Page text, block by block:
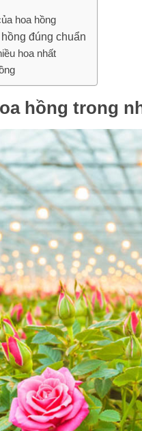
hoa hồng
đúng chuẩn
hoa nhất
hồng trong